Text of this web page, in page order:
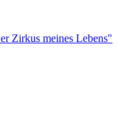
Zirkus meines Lebens"